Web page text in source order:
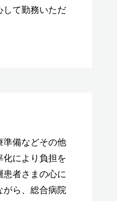
て勤務いただ
備などその他
により負担を
者さまの心に
ら、総合病院